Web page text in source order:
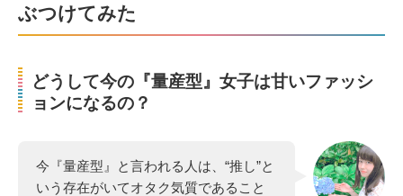
ぶつけてみた
どうして今の『量産型』女子は甘いファッシ
ョンになるの？
今『量産型』と言われる人は、“推し”と
いう存在がいてオタク気質であること